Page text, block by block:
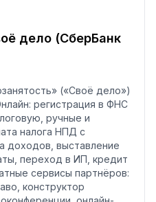
дело (СберБанк
(«Своё дело»)
регистрация в ФНС
ручные и
налога НПД с
доходов, выставление
переход в ИП, кредит
сервисы партнёров:
конструктор